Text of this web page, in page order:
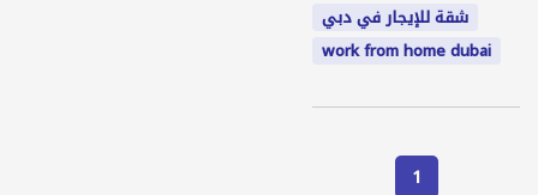
شقة للإيجار في دبي
work from home dubai
1